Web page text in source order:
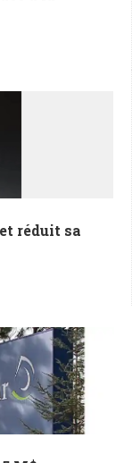
réduit sa